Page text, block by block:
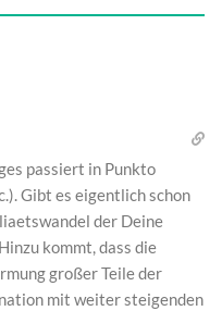
passiert in Punkto
Gibt es eigentlich schon
der Deine
kommt, dass die
großer Teile der
mit weiter steigenden